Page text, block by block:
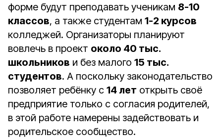
форме будут преподавать ученикам 8-10
классов, а также студентам 1-2 курсов
колледжей. Организаторы планируют
вовлечь в проект около 40 тыс.
школьников и без малого 15 тыс.
студентов. А поскольку законодательство
позволяет ребёнку с 14 лет открыть своё
предприятие только с согласия родителей,
в этой работе намерены задействовать и
родительское сообщество.